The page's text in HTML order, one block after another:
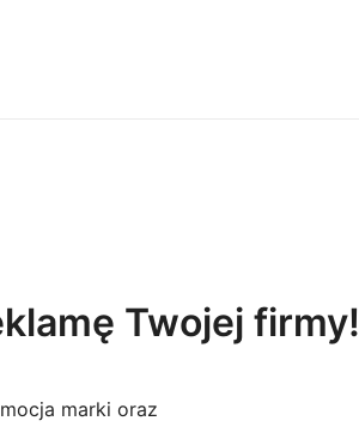
Twojej firmy!
marki oraz